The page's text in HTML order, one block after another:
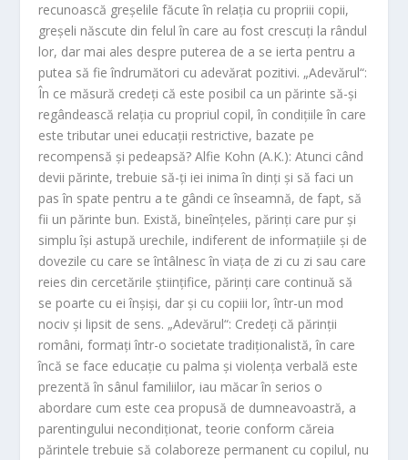
recunoască greşelile făcute în relaţia cu propriii copii,
greşeli născute din felul în care au fost crescuţi la rândul
lor, dar mai ales despre puterea de a se ierta pentru a
putea să fie îndrumători cu adevărat pozitivi. „Adevărul“:
În ce măsură credeţi că este posibil ca un părinte să-şi
regândească relaţia cu propriul copil, în condiţiile în care
este tributar unei educaţii restrictive, bazate pe
recompensă şi pedeapsă? Alfie Kohn (A.K.): Atunci când
devii părinte, trebuie să-ţi iei inima în dinţi şi să faci un
pas în spate pentru a te gândi ce înseamnă, de fapt, să
fii un părinte bun. Există, bineînţeles, părinţi care pur şi
simplu îşi astupă urechile, indiferent de informaţiile şi de
dovezile cu care se întâlnesc în viaţa de zi cu zi sau care
reies din cercetările ştiinţifice, părinţi care continuă să
se poarte cu ei înşişi, dar şi cu copiii lor, într-un mod
nociv şi lipsit de sens. „Adevărul“: Credeţi că părinţii
români, formaţi într-o societate tradiţionalistă, în care
încă se face educaţie cu palma şi violenţa verbală este
prezentă în sânul familiilor, iau măcar în serios o
abordare cum este cea propusă de dumneavoastră, a
parentingului necondiţionat, teorie conform căreia
părintele trebuie să colaboreze permanent cu copilul, nu